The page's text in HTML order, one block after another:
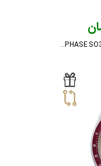
ساعت مچی سواچ مدل MISSION TO EARTHPHASE SO33M700